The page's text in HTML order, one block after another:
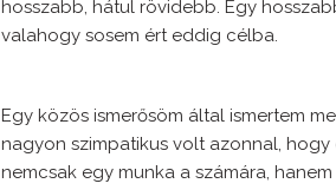
hosszabb, hátul rövidebb. Egy
valahogy sosem ért eddig célba.
Egy közös ismerősöm által ismertem
nagyon szimpatikus volt azonnal,
nemcsak egy munka a számára, hanem